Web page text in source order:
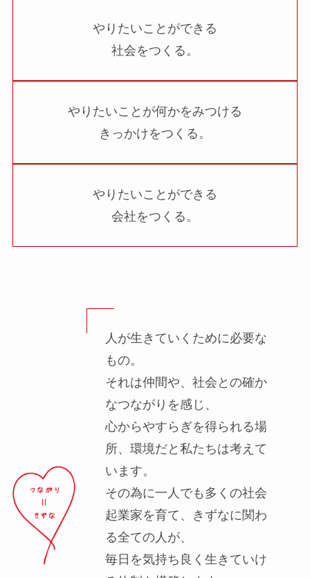
やりたいことができる
社会をつくる。
やりたいことが何かをみつける
きっかけをつくる。
やりたいことができる
会社をつくる。
人が生きていくために必要な
もの。
それは仲間や、社会との確か
なつながりを感じ、
心からやすらぎを得られる場
所、環境だと私たちは考えて
います。
その為に一人でも多くの社会
起業家を育て、きずなに関わ
る全ての人が、
毎日を気持ち良く生きていけ